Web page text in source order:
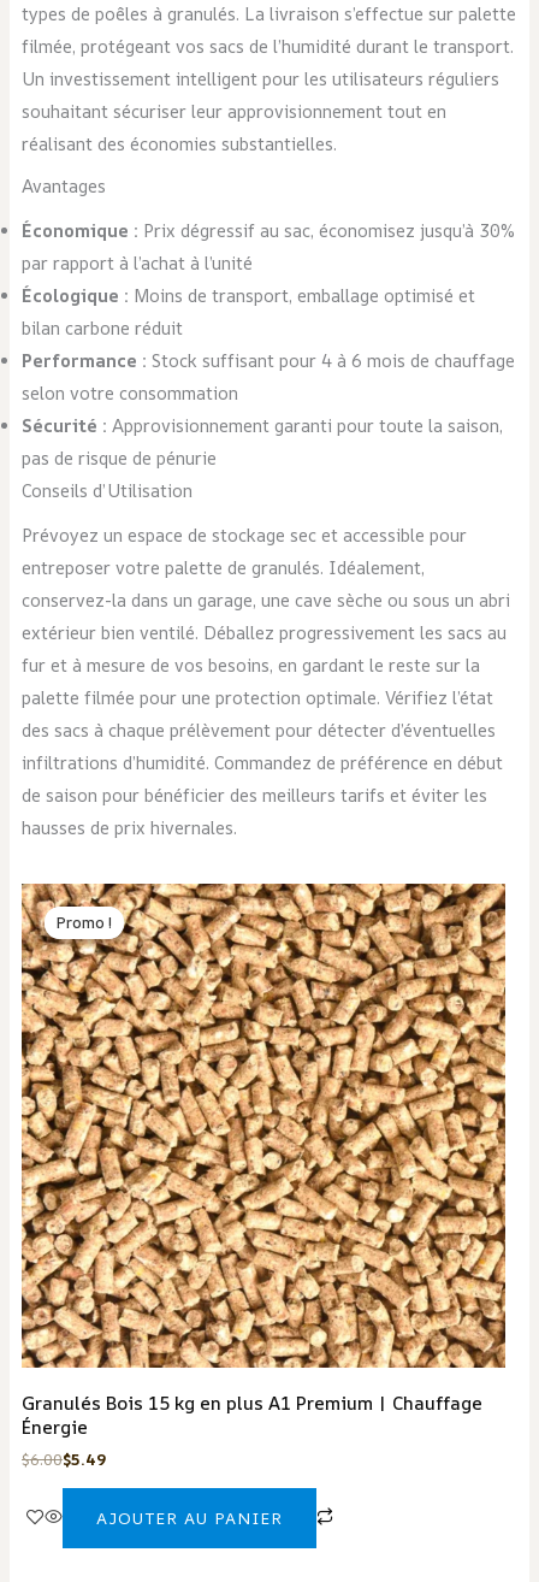
types de poêles à granulés. La livraison s’effectue sur palette
filmée, protégeant vos sacs de l’humidité durant le transport.
Un investissement intelligent pour les utilisateurs réguliers
souhaitant sécuriser leur approvisionnement tout en
réalisant des économies substantielles.
Avantages
Économique : Prix dégressif au sac, économisez jusqu’à 30%
par rapport à l’achat à l’unité
Écologique : Moins de transport, emballage optimisé et
bilan carbone réduit
Performance : Stock suffisant pour 4 à 6 mois de chauffage
selon votre consommation
Sécurité : Approvisionnement garanti pour toute la saison,
pas de risque de pénurie
Conseils d’Utilisation
Prévoyez un espace de stockage sec et accessible pour
entreposer votre palette de granulés. Idéalement,
conservez-la dans un garage, une cave sèche ou sous un abri
extérieur bien ventilé. Déballez progressivement les sacs au
fur et à mesure de vos besoins, en gardant le reste sur la
palette filmée pour une protection optimale. Vérifiez l’état
des sacs à chaque prélèvement pour détecter d’éventuelles
infiltrations d’humidité. Commandez de préférence en début
de saison pour bénéficier des meilleurs tarifs et éviter les
hausses de prix hivernales.
Promo !
Granulés Bois 15 kg en plus A1 Premium | Chauffage
Énergie
$6.00
Le
prix
initial
était :
$6.00.
$5.49
Le
prix
actuel
est :
$5.49.
Promo !
AJOUTER AU PANIER